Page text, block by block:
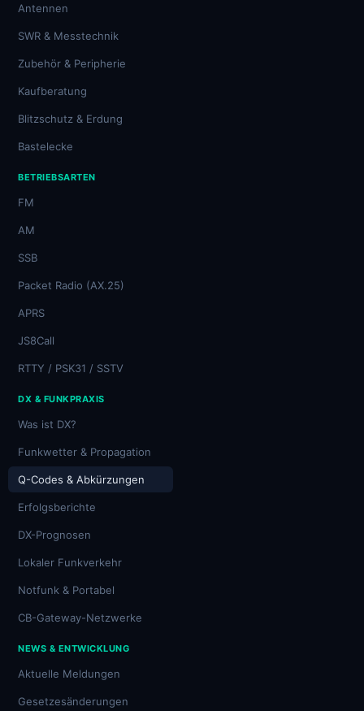
Antennen
SWR & Messtechnik
Zubehör & Peripherie
Kaufberatung
Blitzschutz & Erdung
Bastelecke
BETRIEBSARTEN
FM
AM
SSB
Packet Radio (AX.25)
APRS
JS8Call
RTTY / PSK31 / SSTV
DX & FUNKPRAXIS
Was ist DX?
Funkwetter & Propagation
Q-Codes & Abkürzungen
Erfolgsberichte
DX-Prognosen
Lokaler Funkverkehr
Notfunk & Portabel
CB-Gateway-Netzwerke
NEWS & ENTWICKLUNG
Aktuelle Meldungen
Gesetzesänderungen